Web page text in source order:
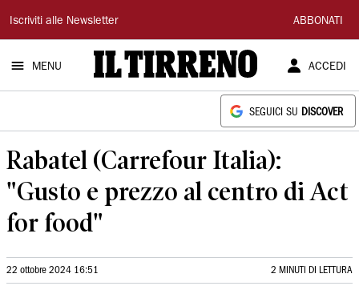
Il
Tirreno
Iscriviti alle Newsletter ABBONATI
MENU ACCEDI
SEGUICI SU DISCOVER
Rabatel (Carrefour Italia):
"Gusto e prezzo al centro di Act
for food"
22 ottobre 2024 16:51 2 MINUTI DI LETTURA